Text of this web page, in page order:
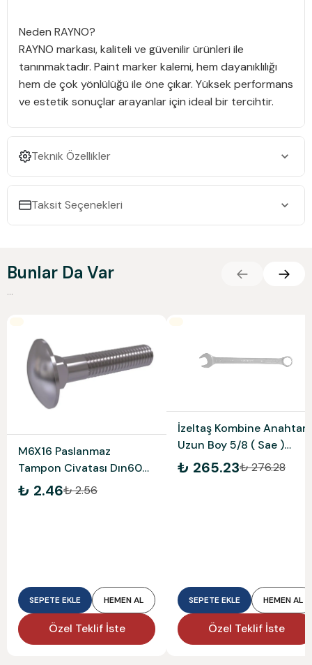
Neden RAYNO?
RAYNO markası, kaliteli ve güvenilir ürünleri ile
tanınmaktadır. Paint marker kalemi, hem dayanıklılığı
hem de çok yönlülüğü ile öne çıkar. Yüksek performans
ve estetik sonuçlar arayanlar için ideal bir tercihtir.
Teknik Özellikler
Taksit Seçenekleri
Bunlar Da Var
...
M6X16 Paslanmaz
Tampon Civatası Dın603
A2-304
₺ 2.46₺ 2.56
SEPETE EKLE HEMEN AL
Özel Teklif İste
İzeltaş Kombine Anahtar
Uzun Boy 5/8 ( Sae )
0331020016
₺ 265.23₺ 276.28
SEPETE EKLE HEMEN AL
Özel Teklif İste